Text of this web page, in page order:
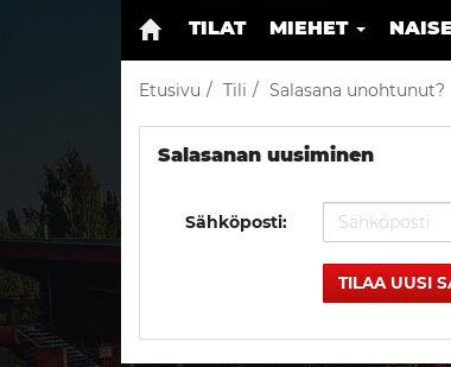
TILAT MIEHET
Etusivu Tili Salasana unohtunut?
Salasanan uusiminen
Sähköposti:
TILAA UUSI